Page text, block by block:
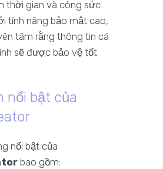
thời gian và công sức.
tính năng bảo mật cao,
tâm rằng thông tin cá
sẽ được bảo vệ tốt
nổi bật của
nổi bật của
bao gồm: